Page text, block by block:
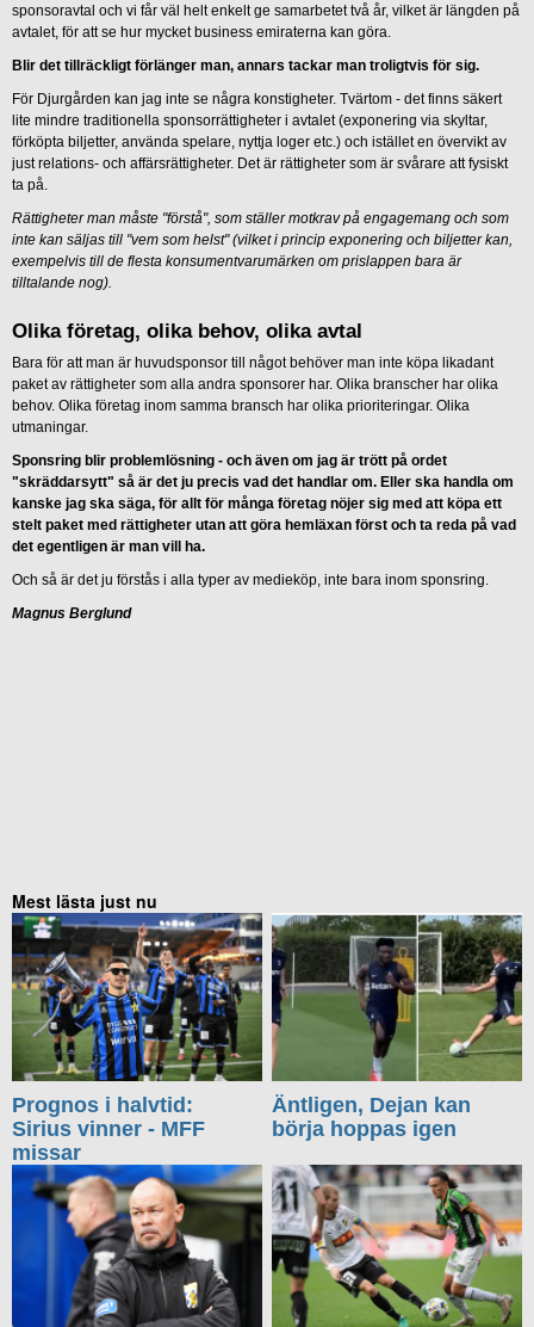
sponsoravtal och vi får väl helt enkelt ge samarbetet två år, vilket är längden på
avtalet, för att se hur mycket business emiraterna kan göra.
Blir det tillräckligt förlänger man, annars tackar man troligtvis för sig.
För Djurgården kan jag inte se några konstigheter. Tvärtom - det finns säkert
lite mindre traditionella sponsorrättigheter i avtalet (exponering via skyltar,
förköpta biljetter, använda spelare, nyttja loger etc.) och istället en övervikt av
just relations- och affärsrättigheter. Det är rättigheter som är svårare att fysiskt
ta på.
Rättigheter man måste "förstå", som ställer motkrav på engagemang och som
inte kan säljas till "vem som helst" (vilket i princip exponering och biljetter kan,
exempelvis till de flesta konsumentvarumärken om prislappen bara är
tilltalande nog).
Olika företag, olika behov, olika avtal
Bara för att man är huvudsponsor till något behöver man inte köpa likadant
paket av rättigheter som alla andra sponsorer har. Olika branscher har olika
behov. Olika företag inom samma bransch har olika prioriteringar. Olika
utmaningar.
Sponsring blir problemlösning - och även om jag är trött på ordet
"skräddarsytt" så är det ju precis vad det handlar om. Eller ska handla om
kanske jag ska säga, för allt för många företag nöjer sig med att köpa ett
stelt paket med rättigheter utan att göra hemläxan först och ta reda på vad
det egentligen är man vill ha.
Och så är det ju förstås i alla typer av medieköp, inte bara inom sponsring.
Magnus Berglund
Mest lästa just nu
Prognos i halvtid:
Sirius vinner - MFF
missar
Äntligen, Dejan kan
börja hoppas igen